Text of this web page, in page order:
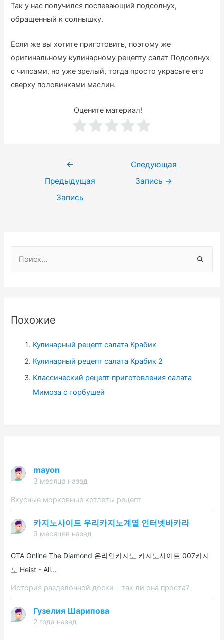
Так у нас получился поспевающий подсолнух,
обращенный к солнышку.
Если же вы хотите приготовить, поэтому же
оригинальному кулинарному рецепту салат Подсолнух
с чипсами, но уже зрелый, тогда просто украсьте его
сверху половинками маслин.
Оцените материал!
Навигация
записям
←
Предыдущая
Запись
Следующая
Запись →
:Похожие
Кулинарный рецепт салата Крабик
Кулинарный рецепт салата Крабик 2
Классический рецепт приготовления салата
Мимоза с горбушей
mayon
3 месяца назад
Вкусные морковные котлеты рецепт
카지노사이트 우리카지노계열 인터넷바카라
9 месяцев назад
GTA Online The Diamond 온라인카지노 카지노사이트 007카지
노 Heist - All...
История разделочной доски – так ли она проста?
Гузелия Шарипова
2 года назад